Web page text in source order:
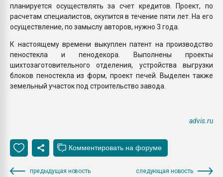
планируется осуществлять за счет кредитов. Проект, по
расчетам специалистов, окупится в течение пяти лет. На его
осуществление, по замыслу авторов, нужно 3 года.
К настоящему времени выкуплен патент на производство
пеностекла и пенодекора. Выполнены проекты
шихтозаготовительного отделения, устройства выгрузки
блоков пеностекла из форм, проект печей. Выделен также
земельный участок под строительство завода.
advis.ru
предыдущая новость следующая новость